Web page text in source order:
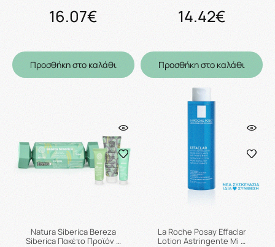
16.07€
Προσθήκη στο καλάθι
14.42€
Προσθήκη στο καλάθι
Natura Siberica Bereza
Siberica Πακέτο Προϊόν …
La Roche Posay Effaclar
Lotion Astringente Mi …